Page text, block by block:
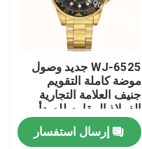
WJ-6525 جديد وصول
موضة كاملة التقويم
جنيف العلامة التجارية
الفولاذ المقاوم للصدأ
الظهر الرجال ووتش
إرسال استفسار